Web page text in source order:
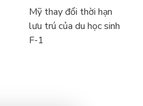
Mỹ thay đổi thời hạn
lưu trú của du học sinh
F-1